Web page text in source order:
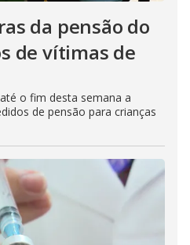
da pensão do
de vítimas de
o fim desta semana a
de pensão para crianças